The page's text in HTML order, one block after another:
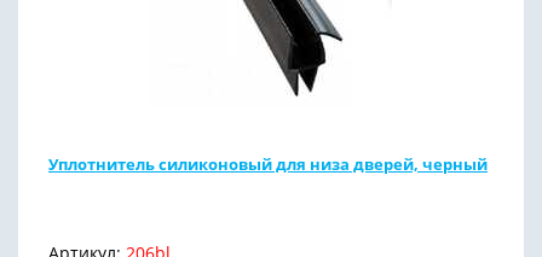
Уплотнитель силиконовый для низа дверей, черный